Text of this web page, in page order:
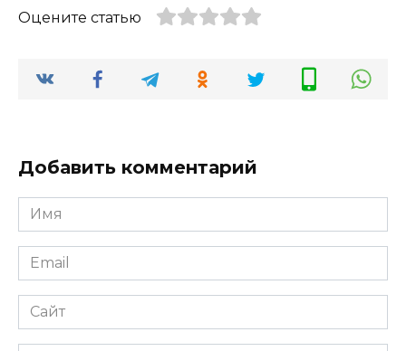
Оцените статью
Добавить комментарий
Имя
*
Email
*
Сайт